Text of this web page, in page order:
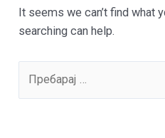
It seems we can’t find what
searching can help.